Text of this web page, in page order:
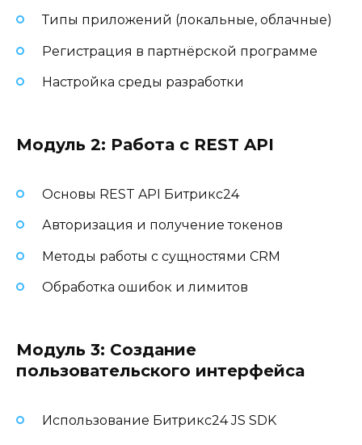
Типы приложений (локальные, облачные)
Регистрация в партнёрской программе
Настройка среды разработки
Модуль 2: Работа с REST API
Основы REST API Битрикс24
Авторизация и получение токенов
Методы работы с сущностями CRM
Обработка ошибок и лимитов
Модуль 3: Создание
пользовательского интерфейса
Использование Битрикс24 JS SDK